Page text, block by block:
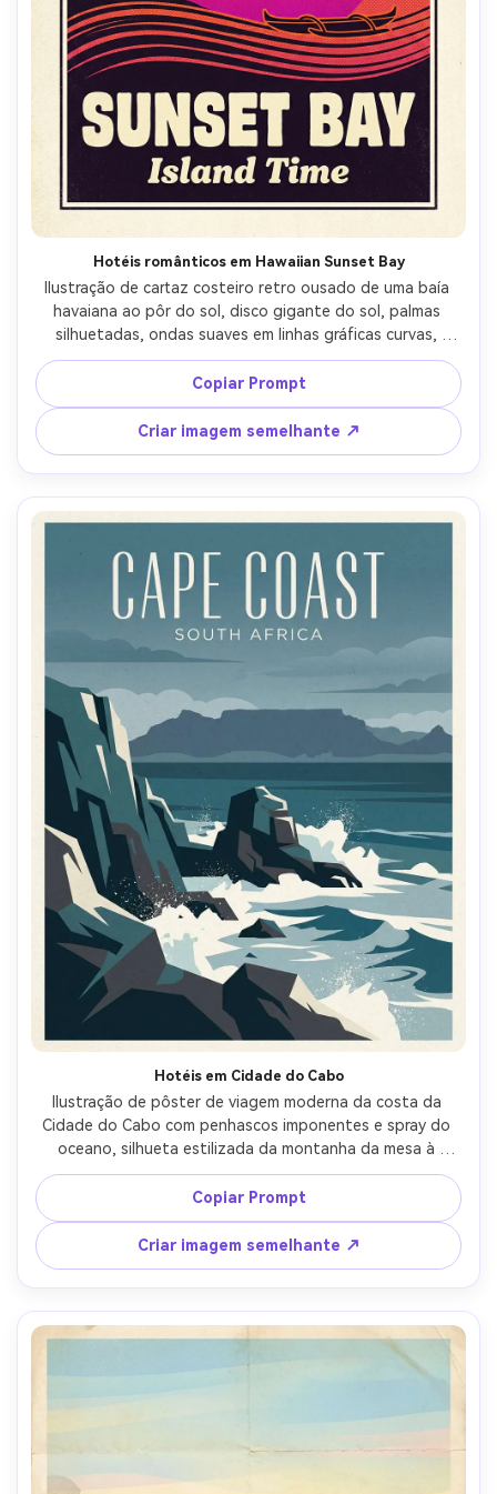
Hotéis românticos em Hawaiian Sunset Bay
Ilustração de cartaz costeiro retro ousado de uma baía
havaiana ao pôr do sol, disco gigante do sol, palmas
silhuetadas, ondas suaves em linhas gráficas curvas,
contorno da canoa, gradiente laranja-magenta vívido,
tipografia grossa de meados do século "sunset bay" com
texto pequeno "Tempo da ilha", pontos de meio tom,
grão de papel texturizado, borda limpa, lente de 85mm,
profundidade de campo rasa-AR 4:5
Copiar Prompt
Criar imagem semelhante ↗
Hotéis em Cidade do Cabo
Ilustração de pôster de viagem moderna da costa da
Cidade do Cabo com penhascos imponentes e spray do
oceano, silhueta estilizada da montanha da mesa à
distância, paleta atlântica fresca, formas de sombra
geométrica afiadas, tipografia condensada elegante
"Costa do Cabo" com legenda "África do Sul", grão sutil e
textura do pôster fosco, composição equilibrada, lente
de 85mm, profundidade de campo rasa, iluminação
cinematográfica suave-AR 4:5
Copiar Prompt
Criar imagem semelhante ↗
Crie imagens com
IA sem limites.
100% grátis!
Comece Grátis →